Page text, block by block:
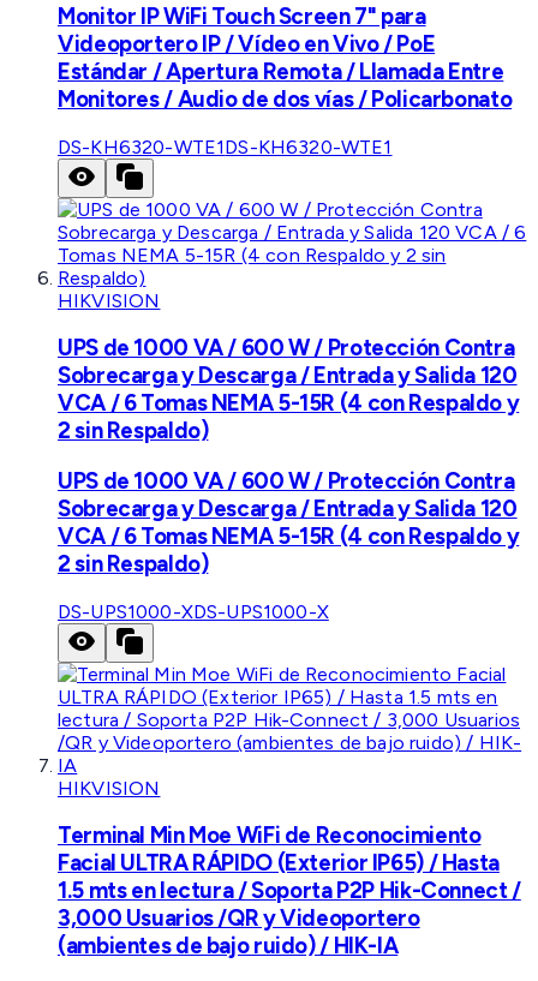
Monitor IP WiFi Touch Screen 7" para
Videoportero IP / Vídeo en Vivo / PoE
Estándar / Apertura Remota / Llamada Entre
Monitores / Audio de dos vías / Policarbonato
DS-KH6320-WTE1DS-KH6320-WTE1
HIKVISION
UPS de 1000 VA / 600 W / Protección Contra
Sobrecarga y Descarga / Entrada y Salida 120
VCA / 6 Tomas NEMA 5-15R (4 con Respaldo y
2 sin Respaldo)
UPS de 1000 VA / 600 W / Protección Contra
Sobrecarga y Descarga / Entrada y Salida 120
VCA / 6 Tomas NEMA 5-15R (4 con Respaldo y
2 sin Respaldo)
DS-UPS1000-XDS-UPS1000-X
HIKVISION
Terminal Min Moe WiFi de Reconocimiento
Facial ULTRA RÁPIDO (Exterior IP65) / Hasta
1.5 mts en lectura / Soporta P2P Hik-Connect /
3,000 Usuarios /QR y Videoportero
(ambientes de bajo ruido) / HIK-IA